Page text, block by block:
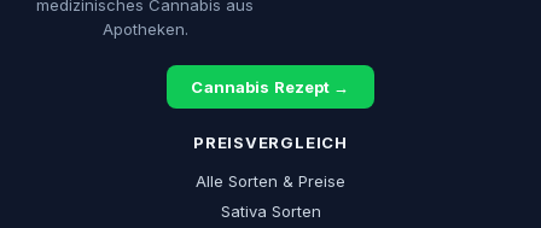
medizinisches Cannabis aus
Apotheken.
Cannabis Rezept →
PREISVERGLEICH
Alle Sorten & Preise
Sativa Sorten